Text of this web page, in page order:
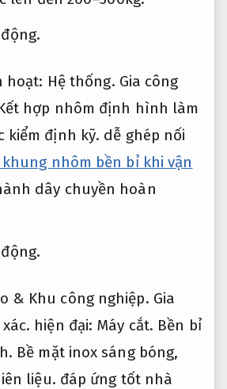
hoạt: Hệ thống. Gia công
hợp nhôm định hình làm
kiểm định kỹ. dễ ghép nối
khung nhôm bền bỉ khi vận
dây chuyền hoàn
& Khu công nghiệp. Gia
hiện đại: Máy cắt. Bền bỉ
Bề mặt inox sáng bóng,
liệu. đáp ứng tốt nhà